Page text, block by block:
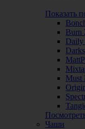
Показать
Burn
Daily
Must
Чаши